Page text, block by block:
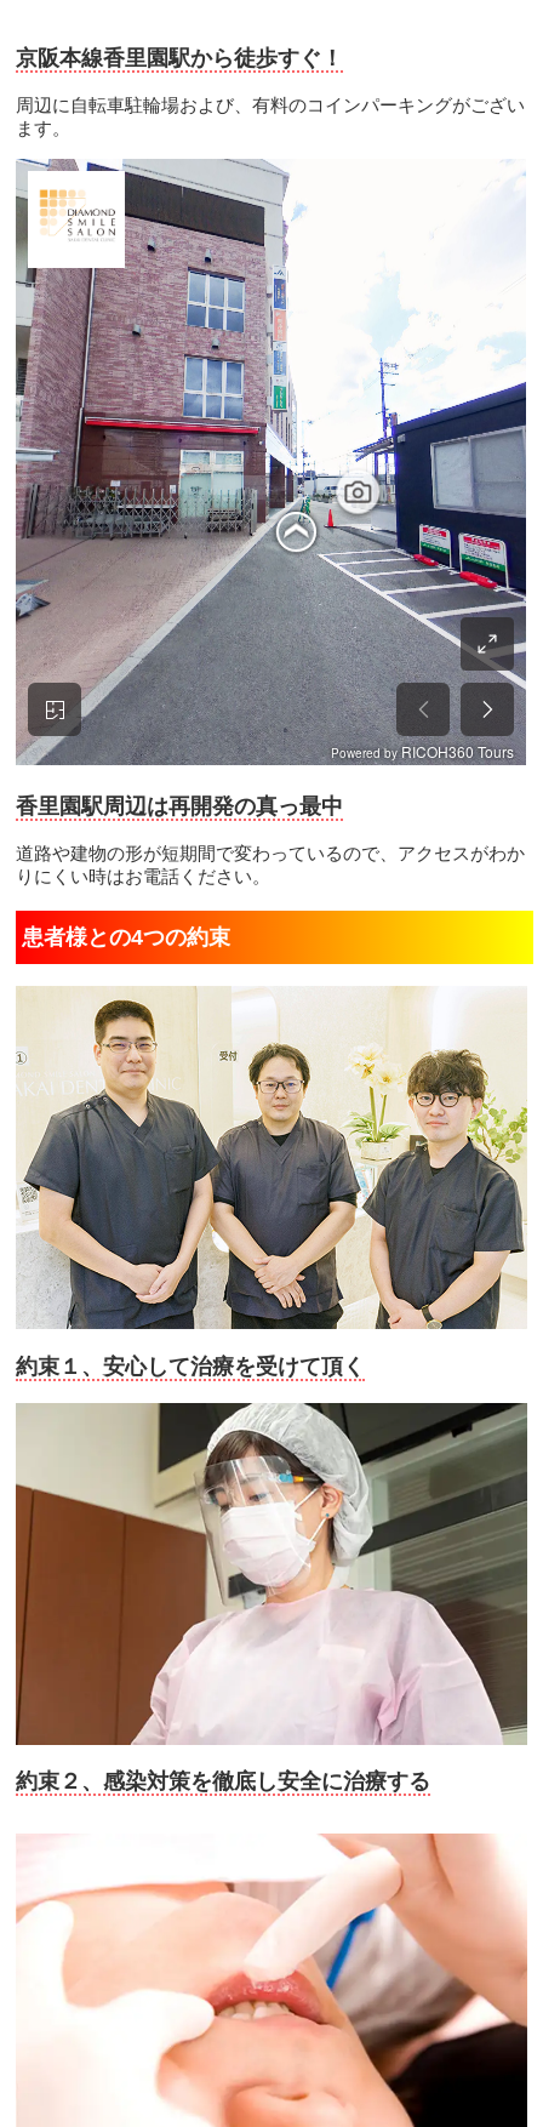
京阪本線香里園駅から徒歩すぐ！
周辺に自転車駐輪場および、有料のコインパーキングがござい
ます。
香里園駅周辺は再開発の真っ最中
道路や建物の形が短期間で変わっているので、アクセスがわか
りにくい時はお電話ください。
患者様との4つの約束
約束１、安心して治療を受けて頂く
約束２、感染対策を徹底し安全に治療する